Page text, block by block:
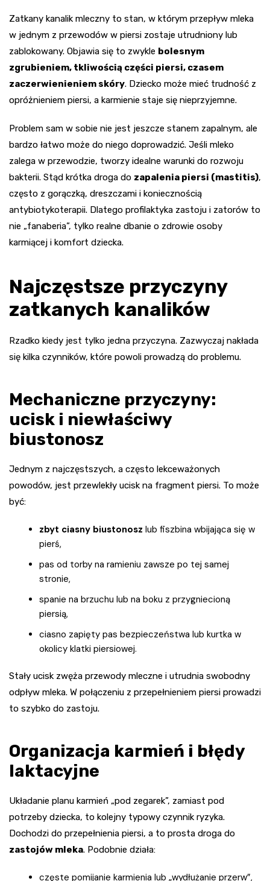
Zatkany kanalik mleczny to stan, w którym przepływ mleka
w jednym z przewodów w piersi zostaje utrudniony lub
zablokowany. Objawia się to zwykle bolesnym
zgrubieniem, tkliwością części piersi, czasem
zaczerwienieniem skóry. Dziecko może mieć trudność z
opróżnieniem piersi, a karmienie staje się nieprzyjemne.
Problem sam w sobie nie jest jeszcze stanem zapalnym, ale
bardzo łatwo może do niego doprowadzić. Jeśli mleko
zalega w przewodzie, tworzy idealne warunki do rozwoju
bakterii. Stąd krótka droga do zapalenia piersi (mastitis),
często z gorączką, dreszczami i koniecznością
antybiotykoterapii. Dlatego profilaktyka zastoju i zatorów to
nie „fanaberia”, tylko realne dbanie o zdrowie osoby
karmiącej i komfort dziecka.
Najczęstsze przyczyny
zatkanych kanalików
Rzadko kiedy jest tylko jedna przyczyna. Zazwyczaj nakłada
się kilka czynników, które powoli prowadzą do problemu.
Mechaniczne przyczyny:
ucisk i niewłaściwy
biustonosz
Jednym z najczęstszych, a często lekceważonych
powodów, jest przewlekły ucisk na fragment piersi. To może
być:
zbyt ciasny biustonosz lub fiszbina wbijająca się w
pierś,
pas od torby na ramieniu zawsze po tej samej
stronie,
spa­nie na brzuchu lub na boku z przygniecioną
piersią,
ciasno zapięty pas bezpieczeństwa lub kurtka w
okolicy klatki piersiowej.
Stały ucisk zwęża przewody mleczne i utrudnia swobodny
odpływ mleka. W połączeniu z przepełnieniem piersi prowadzi
to szybko do zastoju.
Organizacja karmień i błędy
laktacyjne
Układanie planu karmień „pod zegarek”, zamiast pod
potrzeby dziecka, to kolejny typowy czynnik ryzyka.
Dochodzi do przepełnienia piersi, a to prosta droga do
zastojów mleka. Podobnie działa:
częste pomijanie karmienia lub „wydłużanie przerw”,